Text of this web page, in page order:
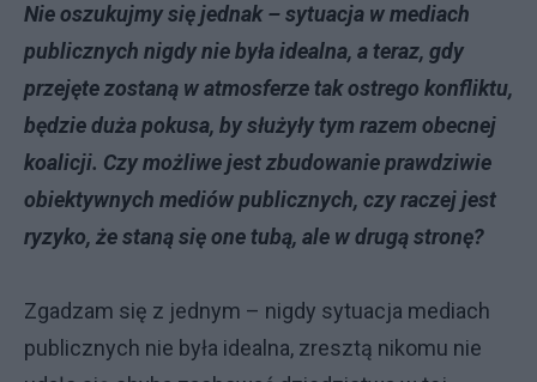
Nie oszukujmy się jednak – sytuacja w mediach
publicznych nigdy nie była idealna, a teraz, gdy
przejęte zostaną w atmosferze tak ostrego konfliktu,
będzie duża pokusa, by służyły tym razem obecnej
koalicji. Czy możliwe jest zbudowanie prawdziwie
obiektywnych mediów publicznych, czy raczej jest
ryzyko, że staną się one tubą, ale w drugą stronę?
Zgadzam się z jednym – nigdy sytuacja mediach
publicznych nie była idealna, zresztą nikomu nie